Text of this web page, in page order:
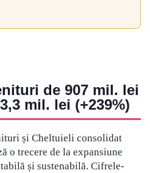
de 907 mil. lei
mil. lei (+239%)
și Cheltuieli consolidat
o trecere de la expansiune
și sustenabilă. Cifrele-